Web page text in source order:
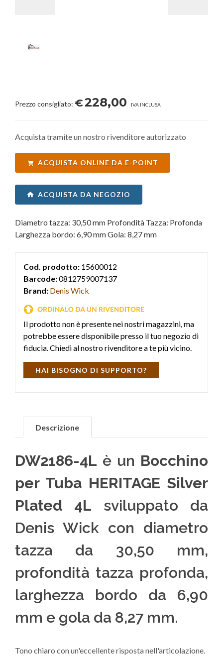
Prezzo consigliato: €228,00 IVA INCLUSA
Acquista tramite un nostro rivenditore autorizzato
ACQUISTA ONLINE DA E-POINT
ACQUISTA DA NEGOZIO
Diametro tazza: 30,50 mm Profondità Tazza: Profonda
Larghezza bordo: 6,90 mm Gola: 8,27 mm
Cod. prodotto: 15600012
Barcode:0812759007137
Brand: Denis Wick
Il prodotto non è presente nei nostri magazzini, ma
potrebbe essere disponibile presso il tuo negozio di
fiducia. Chiedi al nostro rivenditore a te più vicino.
HAI BISOGNO DI SUPPORTO?
Descrizione
DW2186-4L è un Bocchino
per Tuba HERITAGE Silver
Plated 4L sviluppato da
Denis Wick con diametro
tazza da 30,50 mm,
profondità tazza profonda,
larghezza bordo da 6,90
mm e gola da 8,27 mm.
Tono chiaro con un'eccellente risposta nell'articolazione.